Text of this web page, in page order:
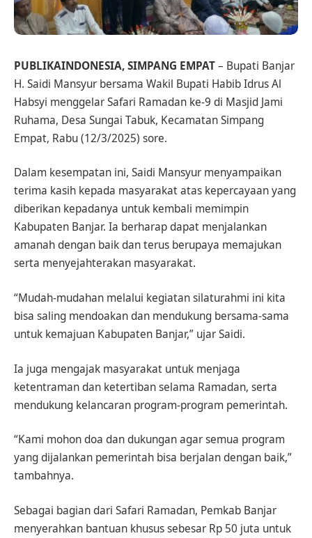
PUBLIKAINDONESIA, SIMPANG EMPAT– Bupati Banjar
H. Saidi Mansyur bersama Wakil Bupati Habib Idrus Al
Habsyi menggelar Safari Ramadan ke-9 di Masjid Jami
Ruhama, Desa Sungai Tabuk, Kecamatan Simpang
Empat, Rabu (12/3/2025) sore.
Dalam kesempatan ini, Saidi Mansyur menyampaikan
terima kasih kepada masyarakat atas kepercayaan yang
diberikan kepadanya untuk kembali memimpin
Kabupaten Banjar. Ia berharap dapat menjalankan
amanah dengan baik dan terus berupaya memajukan
serta menyejahterakan masyarakat.
“Mudah-mudahan melalui kegiatan silaturahmi ini kita
bisa saling mendoakan dan mendukung bersama-sama
untuk kemajuan Kabupaten Banjar,” ujar Saidi.
Ia juga mengajak masyarakat untuk menjaga
ketentraman dan ketertiban selama Ramadan, serta
mendukung kelancaran program-program pemerintah.
“Kami mohon doa dan dukungan agar semua program
yang dijalankan pemerintah bisa berjalan dengan baik,”
tambahnya.
Sebagai bagian dari Safari Ramadan, Pemkab Banjar
menyerahkan bantuan khusus sebesar Rp 50 juta untuk